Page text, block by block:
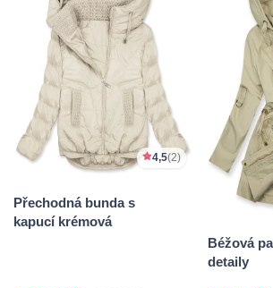
4,5(2)
Přechodná bunda s
kapucí krémová
Béžová
detaily